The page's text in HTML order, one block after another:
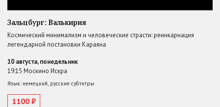
Зальцбург: Валькирия
Космический минимализм и человеческие страсти: реинкарнация
легендарной постановки Караяна
10 августа, понедельник
19:15 Москино Искра
Язык: немецкий, русские субтитры
1100 ₽